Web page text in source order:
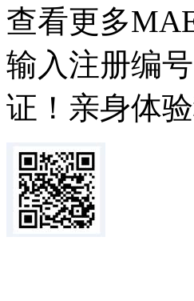
查看更多
输入注册编
证！亲身体